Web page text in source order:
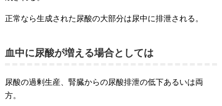
正常なら生成された尿酸の大部分は尿中に排泄される。
血中に尿酸が増える場合としては
尿酸の過剰生産、腎臓からの尿酸排泄の低下あるいは両
方。